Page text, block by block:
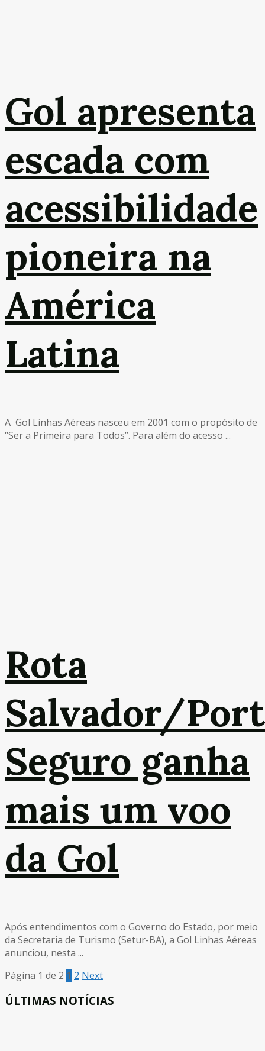
Gol apresenta
escada com
acessibilidade
pioneira na
América
Latina
A Gol Linhas Aéreas nasceu em 2001 com o propósito de
“Ser a Primeira para Todos”. Para além do acesso ...
Rota
Salvador/
Seguro ganha
mais um voo
da Gol
Após entendimentos com o Governo do Estado, por meio
da Secretaria de Turismo (Setur-BA), a Gol Linhas Aéreas
anunciou, nesta ...
Página 1 de 2 1 2 Next
ÚLTIMAS NOTÍCIAS